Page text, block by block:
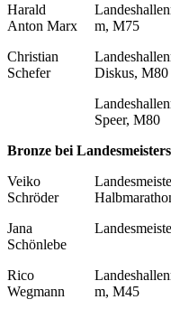
Harald
Anton Marx
m, M75
Christian
Schefer
Diskus, M80
Speer, M80
Bronze bei
Veiko
Schröder
Jana
Schönlebe
Rico
Wegmann
m, M45